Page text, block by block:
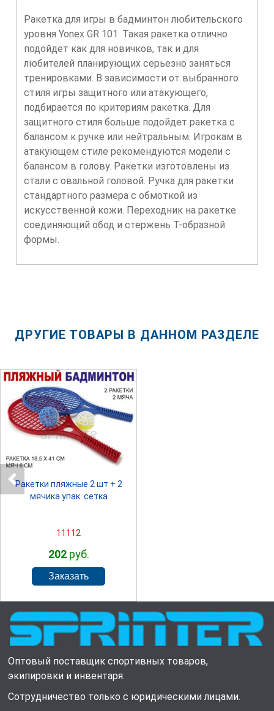
Ракетка для игры в бадминтон любительского
уровня Yonex GR 101. Такая ракетка отлично
подойдет как для новичков, так и для
любителей планирующих серьезно заняться
тренировками. В зависимости от выбранного
стиля игры защитного или атакующего,
подбирается по критериям ракетка. Для
защитного стиля больше подойдет ракетка с
балансом к ручке или нейтральным. Игрокам в
атакующем стиле рекомендуются модели с
балансом в голову. Ракетки изготовлены из
стали с овальной головой. Ручка для ракетки
стандартного размера с обмоткой из
искусственной кожи. Переходник на ракетке
соединяющий обод и стержень Т-образной
формы.
ДРУГИЕ ТОВАРЫ В ДАННОМ РАЗДЕЛЕ
SPRINTER
Ракетки пляжные 2 шт + 2
мячика упак. сетка
11112
202руб.
Оптовый поставщик спортивных товаров,
экипировки и инвентаря.
Сотрудничество только с юридическими лицами.